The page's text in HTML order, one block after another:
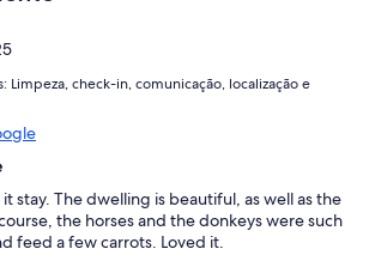
Limpeza, check-in, comunicação, localização e
stay. The dwelling is beautiful, as well as the
the horses and the donkeys were such
feed a few carrots. Loved it.